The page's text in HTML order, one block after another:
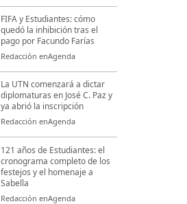
FIFA y Estudiantes: cómo
quedó la inhibición tras el
pago por Facundo Farías
Redacción enAgenda
La UTN comenzará a dictar
diplomaturas en José C. Paz y
ya abrió la inscripción
Redacción enAgenda
121 años de Estudiantes: el
cronograma completo de los
festejos y el homenaje a
Sabella
Redacción enAgenda